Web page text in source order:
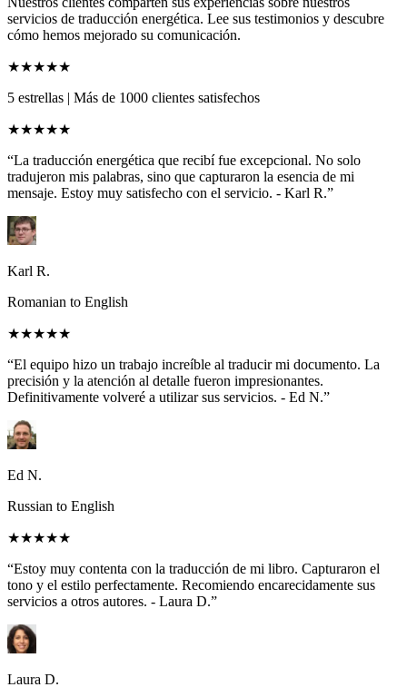
servicios de traducción energética. Lee sus testimonios y descubre
cómo hemos mejorado su comunicación.
★★★★★
5 estrellas | Más de 1000 clientes satisfechos
★★★★★
“La traducción energética que recibí fue excepcional. No solo
tradujeron mis palabras, sino que capturaron la esencia de mi
mensaje. Estoy muy satisfecho con el servicio. - Karl R.”
Karl R.
Romanian to English
★★★★★
“El equipo hizo un trabajo increíble al traducir mi documento. La
precisión y la atención al detalle fueron impresionantes.
Definitivamente volveré a utilizar sus servicios. - Ed N.”
Ed N.
Russian to English
★★★★★
“Estoy muy contenta con la traducción de mi libro. Capturaron el
tono y el estilo perfectamente. Recomiendo encarecidamente sus
servicios a otros autores. - Laura D.”
Laura D.